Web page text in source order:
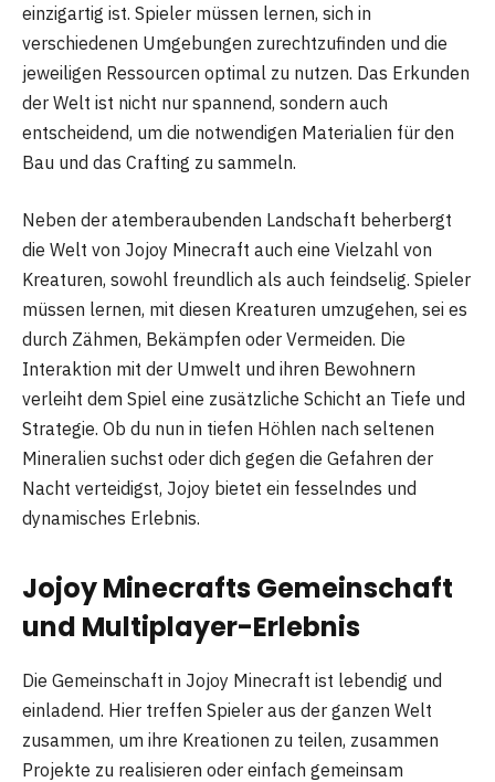
einzigartig ist. Spieler müssen lernen, sich in
verschiedenen Umgebungen zurechtzufinden und die
jeweiligen Ressourcen optimal zu nutzen. Das Erkunden
der Welt ist nicht nur spannend, sondern auch
entscheidend, um die notwendigen Materialien für den
Bau und das Crafting zu sammeln.
Neben der atemberaubenden Landschaft beherbergt
die Welt von Jojoy Minecraft auch eine Vielzahl von
Kreaturen, sowohl freundlich als auch feindselig. Spieler
müssen lernen, mit diesen Kreaturen umzugehen, sei es
durch Zähmen, Bekämpfen oder Vermeiden. Die
Interaktion mit der Umwelt und ihren Bewohnern
verleiht dem Spiel eine zusätzliche Schicht an Tiefe und
Strategie. Ob du nun in tiefen Höhlen nach seltenen
Mineralien suchst oder dich gegen die Gefahren der
Nacht verteidigst, Jojoy bietet ein fesselndes und
dynamisches Erlebnis.
Jojoy Minecrafts Gemeinschaft
und Multiplayer-Erlebnis
Die Gemeinschaft in Jojoy Minecraft ist lebendig und
einladend. Hier treffen Spieler aus der ganzen Welt
zusammen, um ihre Kreationen zu teilen, zusammen
Projekte zu realisieren oder einfach gemeinsam